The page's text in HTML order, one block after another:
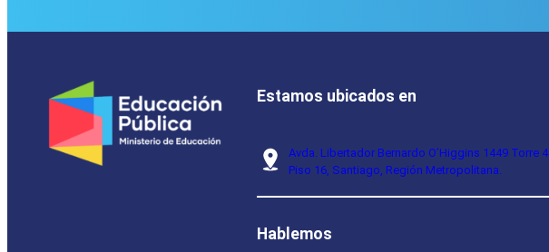
Estamos ubicados en
Avda. Libertador Bernardo O’Higgins 1449 Torre 4
Piso 16, Santiago, Región Metropolitana.
Hablemos